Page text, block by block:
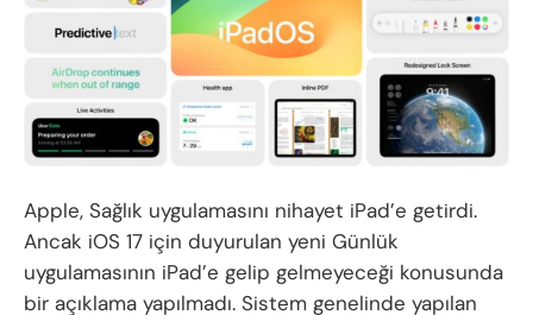
Apple, Sağlık uygulamasını nihayet iPad’e getirdi.
Ancak iOS 17 için duyurulan yeni Günlük
uygulamasının iPad’e gelip gelmeyeceği konusunda
bir açıklama yapılmadı. Sistem genelinde yapılan